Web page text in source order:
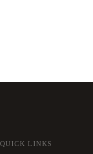
QUICK LINKS